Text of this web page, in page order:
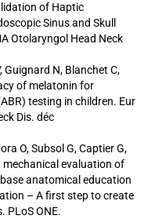
of Haptic
Sinus and Skull
Otolaryngol Head Neck
Guignard N, Blanchet C,
of melatonin for
testing in children. Eur
Dis. déc
O, Subsol G, Captier G,
mechanical evaluation of
anatomical education
– A first step to create
PLoS ONE.